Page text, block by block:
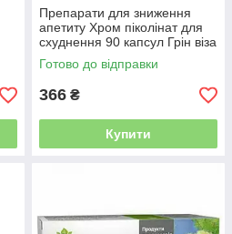
Препарати для зниження
апетиту Хром піколінат для
схуднення 90 капсул Грін віза
Готово до відправки
366 ₴
Купити